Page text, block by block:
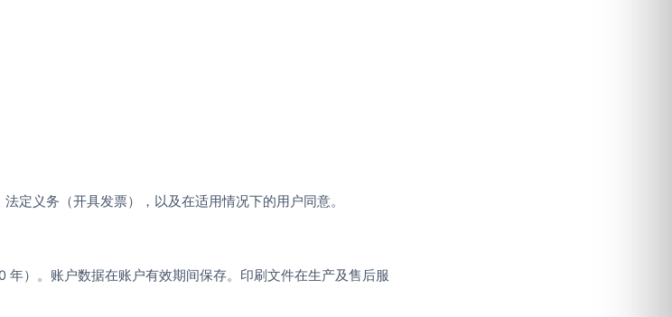
定义务（开具发票），以及在适用情况下的用户同意。
年）。账户数据在账户有效期间保存。印刷文件在生产及售后服